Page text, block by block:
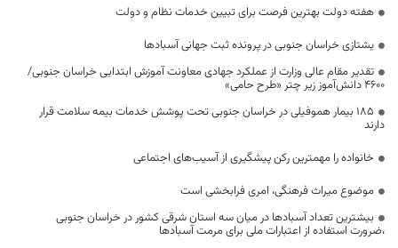
هفته دولت بهترین فرصت برای تبیین خدمات نظام و دولت
یشتازی خراسان جنوبی در پرونده ثبت جهانی آسبادها
تقدیر مقام عالی وزارت از عملکرد جهادی معاونت آموزش ابتدایی خراسان جنوبی/
۴۶۰۰ دانش‌آموز زیر چتر «طرح حامی»
۱۸۵ بیمار هموفیلی در خراسان جنوبی تحت پوشش خدمات بیمه سلامت قرار
دارند
خانواده را مهمترین رکن پیشگیری از آسیب‌های اجتماعی
موضوع میراث فرهنگی، امری فرابخشی است
بیشترین تعداد آسبادها در میان سه استان شرقی کشور در خراسان جنوبی
،ضرورت استفاده از اعتبارات ملی برای مرمت آسبادها